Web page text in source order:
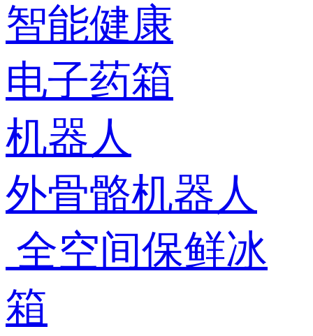
智能健康
电子药箱
机器人
外骨骼机器人
全空间保鲜冰
箱